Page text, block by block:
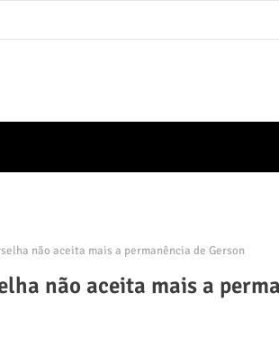
não aceita mais a permanência de Gerson
não aceita mais a